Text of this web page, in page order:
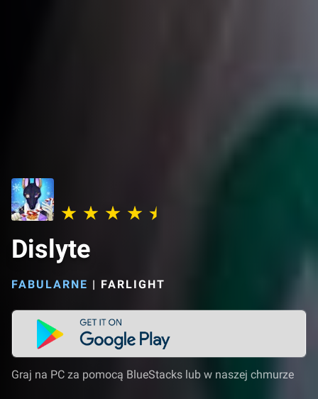
Dislyte
FABULARNE | FARLIGHT
Graj na PC za pomocą BlueStacks lub w naszej chmurze